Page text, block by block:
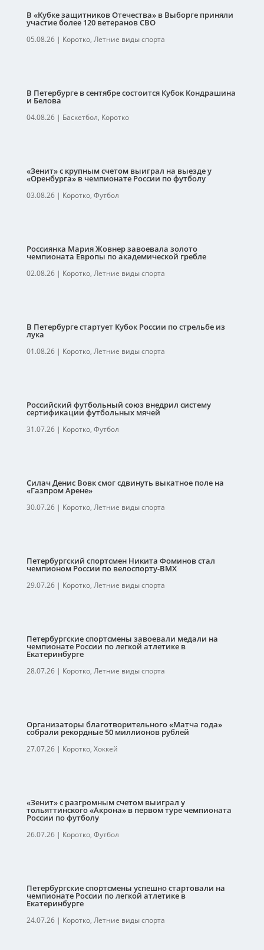
В «Кубке защитников Отечества» в Выборге приняли
участие более 120 ветеранов СВО
05.08.26| Коротко, Летние виды спорта
В Петербурге в сентябре состоится Кубок Кондрашина
и Белова
04.08.26| Баскетбол, Коротко
«Зенит» с крупным счетом выиграл на выезде у
«Оренбурга» в чемпионате России по футболу
03.08.26| Коротко, Футбол
Россиянка Мария Жовнер завоевала золото
чемпионата Европы по академической гребле
02.08.26| Коротко, Летние виды спорта
В Петербурге стартует Кубок России по стрельбе из
лука
01.08.26| Коротко, Летние виды спорта
Российский футбольный союз внедрил систему
сертификации футбольных мячей
31.07.26| Коротко, Футбол
Силач Денис Вовк смог сдвинуть выкатное поле на
«Газпром Арене»
30.07.26| Коротко, Летние виды спорта
Петербургский спортсмен Никита Фоминов стал
чемпионом России по велоспорту-ВМХ
29.07.26| Коротко, Летние виды спорта
Петербургские спортсмены завоевали медали на
чемпионате России по легкой атлетике в
Екатеринбурге
28.07.26| Коротко, Летние виды спорта
Организаторы благотворительного «Матча года»
собрали рекордные 50 миллионов рублей
27.07.26| Коротко, Хоккей
«Зенит» с разгромным счетом выиграл у
тольяттинского «Акрона» в первом туре чемпионата
России по футболу
26.07.26| Коротко, Футбол
Петербургские спортсмены успешно стартовали на
чемпионате России по легкой атлетике в
Екатеринбурге
24.07.26| Коротко, Летние виды спорта